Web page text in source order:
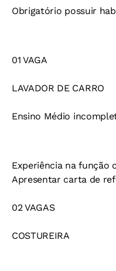
Obrigatório possuir
01 VAGA
LAVADOR DE CARRO
Ensino Médio
Experiência na função
Apresentar carta de
02 VAGAS
COSTUREIRA